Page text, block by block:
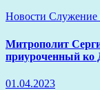
Новости Служение
Митрополит
приуроченный ко
01.04.2023